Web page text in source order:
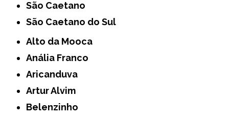
São Caetano
São Caetano do Sul
Alto da Mooca
Anália Franco
Aricanduva
Artur Alvim
Belenzinho